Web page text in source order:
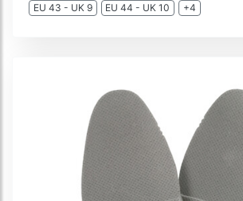
EU 43 - UK 9
EU 44 - UK 10 +4